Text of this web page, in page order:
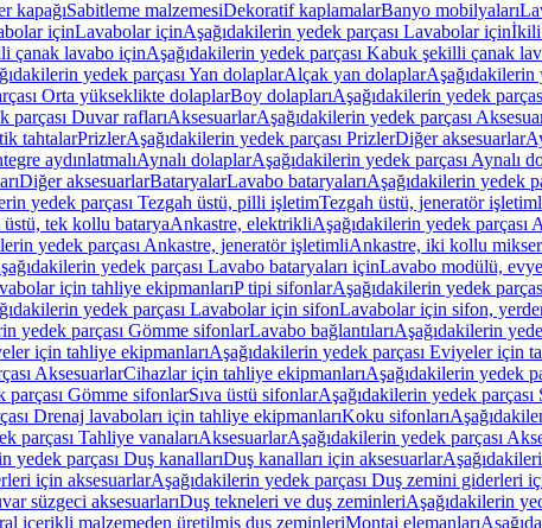
kapağıSabitleme malzemesiDekoratif kaplamalarBanyo mobilyaları
içinLavabolar içinAşağıdakilerin yedek parçası Lavabolar içinİkili
çanak lavabo içinAşağıdakilerin yedek parçası Kabuk şekilli çanak
yedek parçası Yan dolaplarAlçak yan dolaplarAşağıdakilerin
Orta yükseklikte dolaplarBoy dolaplarıAşağıdakilerin yedek
parçası Duvar raflarıAksesuarlarAşağıdakilerin yedek parçası
tahtalarPrizlerAşağıdakilerin yedek parçası PrizlerDiğer aksesuarlar
aydınlatmalıAynalı dolaplarAşağıdakilerin yedek parçası Aynalı
Diğer aksesuarlarBataryalarLavabo bataryalarıAşağıdakilerin yedek
yedek parçası Tezgah üstü, pilli işletimTezgah üstü, jeneratör
üstü, tek kollu bataryaAnkastre, elektrikliAşağıdakilerin yedek parçası
yedek parçası Ankastre, jeneratör işletimliAnkastre, iki kollu
yedek parçası Lavabo bataryaları içinLavabo modülü,
için tahliye ekipmanlarıP tipi sifonlarAşağıdakilerin yedek
yedek parçası Lavabolar için sifonLavabolar için sifon,
yedek parçası Gömme sifonlarLavabo bağlantılarıAşağıdakilerin
için tahliye ekipmanlarıAşağıdakilerin yedek parçası Eviyeler için
AksesuarlarCihazlar için tahliye ekipmanlarıAşağıdakilerin yedek
parçası Gömme sifonlarSıva üstü sifonlarAşağıdakilerin yedek parçası
Drenaj lavaboları için tahliye ekipmanlarıKoku sifonları
parçası Tahliye vanalarıAksesuarlarAşağıdakilerin yedek parçası
yedek parçası Duş kanallarıDuş kanalları için aksesuarlar
için aksesuarlarAşağıdakilerin yedek parçası Duş zemini giderleri
süzgeci aksesuarlarıDuş tekneleri ve duş zeminleriAşağıdakilerin
içerikli malzemeden üretilmiş duş zeminleriMontaj elemanları